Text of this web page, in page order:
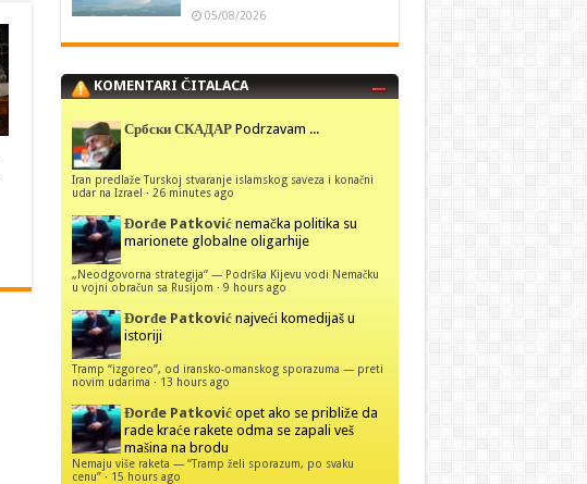
05/08/2026
KOMENTARI ČITALACA
Србски СКАДАР Podrzavam ...
Iran predlaže Turskoj stvaranje islamskog saveza i konačni
udar na Izrael · 26 minutes ago
Đorđe Patković nemačka politika su
marionete globalne oligarhije
„Neodgovorna strategija“ — Podrška Kijevu vodi Nemačku
u vojni obračun sa Rusijom · 9 hours ago
Đorđe Patković najveći komedijaš u
istoriji
Tramp “izgoreo”, od iransko-omanskog sporazuma — preti
novim udarima · 13 hours ago
Đorđe Patković opet ako se približe da
rade kraće rakete odma se zapali veš
mašina na brodu
Nemaju više raketa — “Tramp želi sporazum, po svaku
cenu”· 15 hours ago